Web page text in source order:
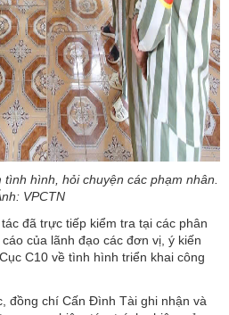
hình, hỏi chuyện các phạm nhân.
VPCTN
đã trực tiếp kiểm tra tại các phân
của lãnh đạo các đơn vị, ý kiến
C10 về tình hình triển khai công
đồng chí Cấn Đình Tài ghi nhận và